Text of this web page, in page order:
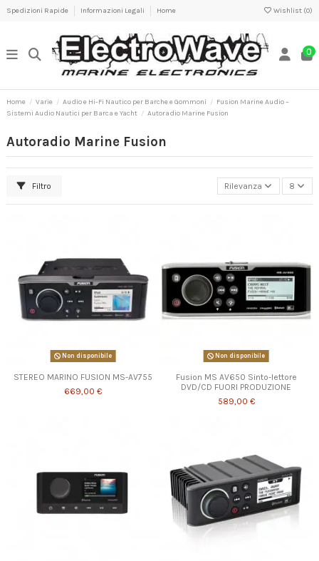
Spedizioni Rapide Informazioni Legali Home Wishlist (0)
0
Home Varie Audio e Hi-Fi Nautico per Barche e Gommoni
Fusion Marine Audio –
Sistemi Audio Nautici per Barca e Yacht
Autoradio Marine Fusion
Autoradio Marine Fusion
Filtro Rilevanza 8
Non disponibile
STEREO MARINO FUSION MS-AV755
669,00 €
Non disponibile
Fusion MS AV650 Sinto-lettore
DVD/CD FUORI PRODUZIONE
589,00 €